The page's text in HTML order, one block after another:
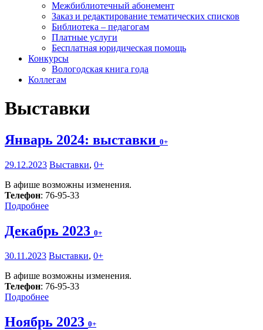
Межбиблиотечный абонемент
Заказ и редактирование тематических списков
Библиотека – педагогам
Платные услуги
Бесплатная юридическая помощь
Конкурсы
Вологодская книга года
Коллегам
Выставки
Январь 2024: выставки 0+
29.12.2023 Выставки, 0+
В афише возможны изменения.
Телефон: 76-95-33
Подробнее
Декабрь 2023 0+
30.11.2023 Выставки, 0+
В афише возможны изменения.
Телефон: 76-95-33
Подробнее
Ноябрь 2023 0+